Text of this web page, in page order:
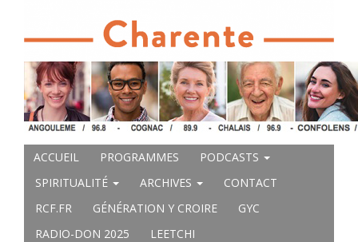
ACCUEIL PROGRAMMES
PODCASTS
SPIRITUALITÉ
ARCHIVES
CONTACT
RCF.FR
GÉNÉRATION Y CROIRE
GYC
RADIO-DON 2025
LEETCHI